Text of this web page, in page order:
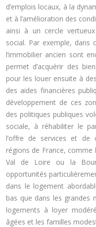
d’emplois locaux, à la
et à l’amélioration des
ainsi à un cercle
social. Par exemple, dans
l’immobilier ancien sont
permet d’acquérir des
pour les louer ensuite à
des aides financières
développement de ces
des politiques publiques
sociale, à réhabiliter le
l’offre de services et de
régions de France,
Val de Loire ou la
opportunités
dans le logement
bas que dans les grandes
logements à loyer
âgées et les familles